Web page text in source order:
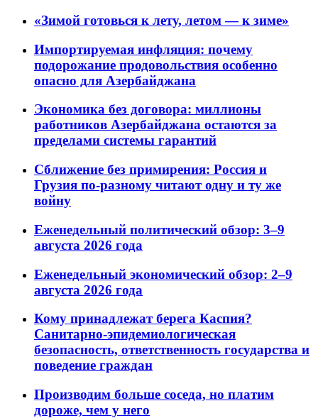
«Зимой готовься к лету, летом — к зиме»
Импортируемая инфляция: почему
подорожание продовольствия особенно
опасно для Азербайджана
Экономика без договора: миллионы
работников Азербайджана остаются за
пределами системы гарантий
Сближение без примирения: Россия и
Грузия по-разному читают одну и ту же
войну
Еженедельный политический обзор: 3–9
августа 2026 года
Еженедельный экономический обзор: 2–9
августа 2026 года
Кому принадлежат берега Каспия?
Санитарно-эпидемиологическая
безопасность, ответственность государства и
поведение граждан
Производим больше соседа, но платим
дороже, чем у него